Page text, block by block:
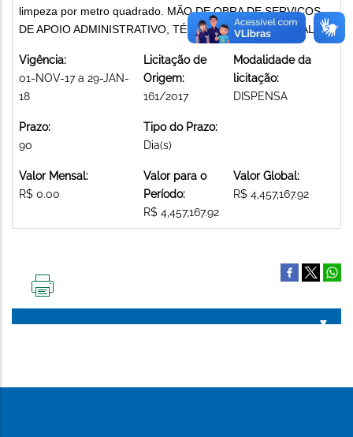
limpeza por metro quadrado. MÃO DE OBRA DE SERVIÇOS
DE APOIO ADMINISTRATIVO, TÉCNICO E OPERACIONAL
Vigência:
01-NOV-17 a 29-JAN-
18
Licitação de
Origem:
161/2017
Modalidade da
licitação:
DISPENSA
Prazo:
90
Tipo do Prazo:
Dia(s)
Valor Mensal:
R$ 0.00
Valor para o
Período:
R$ 4,457,167.92
Valor Global:
R$ 4,457,167.92
PÁGINA